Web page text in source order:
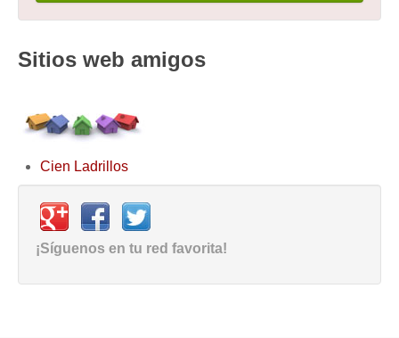
Sitios web amigos
Cien Ladrillos
¡Síguenos en tu red favorita!